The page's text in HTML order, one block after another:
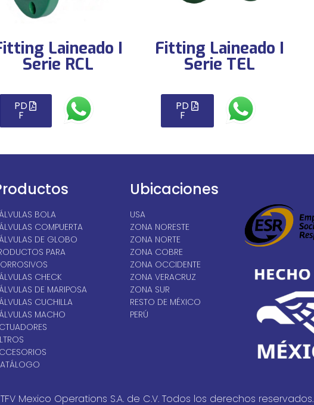
Laineado I
Serie RCL
PD
F
Fitting Laineado I
Serie TEL
PD
F
BOLA
COMPUERTA
DE GLOBO
PARA
CHECK
DE MARIPOSA
CUCHILLA
MACHO
Ubicaciones
USA
ZONA NORESTE
ZONA NORTE
ZONA COBRE
ZONA OCCIDENTE
ZONA VERACRUZ
ZONA SUR
RESTO DE MÉXICO
PERÚ
Mexico Operations S.A. de C.V. Todos los derechos reservados.